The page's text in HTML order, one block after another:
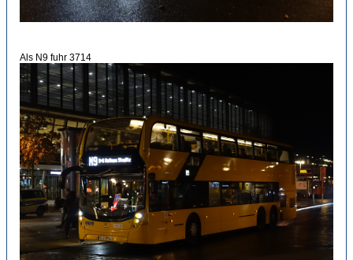
Als N9 fuhr 3714